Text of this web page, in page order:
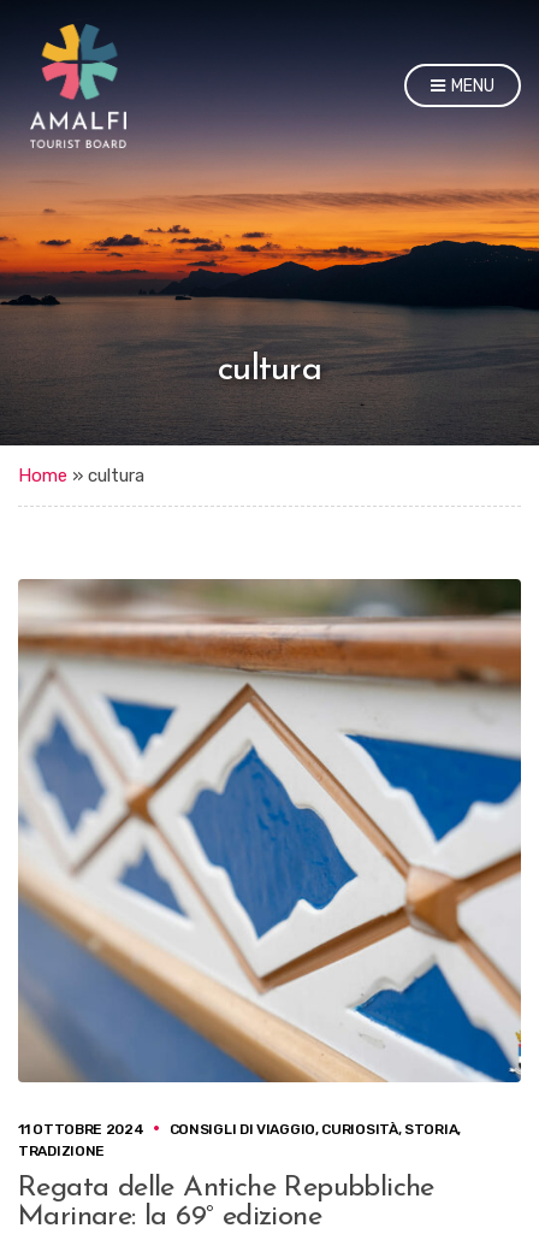
MENU
cultura
Home » cultura
11 OTTOBRE 2024 CONSIGLI DI VIAGGIO, CURIOSITÀ, STORIA,
TRADIZIONE
Regata delle Antiche Repubbliche
Marinare: la 69° edizione